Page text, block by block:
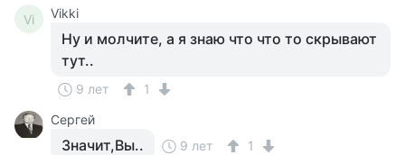
Vi Vikki
Ну и молчите, а я знаю что что то скрывают
тут..
9 лет
1
Сергей
Значит,Вы.. 9 лет 1